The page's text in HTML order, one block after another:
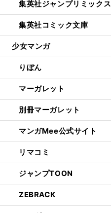
集英社ジャンプリミックス
集英社コミック文庫
少女マンガ
りぼん
マーガレット
別冊マーガレット
マンガMee公式サイト
リマコミ
ジャンプTOON
ZEBRACK